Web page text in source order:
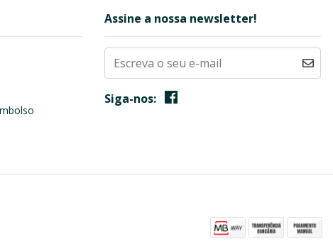
Assine a nossa newsletter!
Siga-nos: